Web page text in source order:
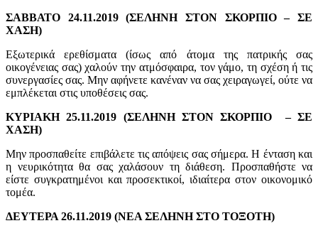
ΣΑΒΒΑΤΟ 24.11.2019 (ΣΕΛΗΝΗ ΣΤΟΝ ΣΚΟΡΠΙΟ – ΣΕ
ΧΑΣΗ)
Εξωτερικά ερεθίσματα (ίσως από άτομα της πατρικής σας
οικογένειας σας) χαλούν την ατμόσφαιρα, τον γάμο, τη σχέση ή τις
συνεργασίες σας. Μην αφήνετε κανέναν να σας χειραγωγεί, ούτε να
εμπλέκεται στις υποθέσεις σας.
ΚΥΡΙΑΚΗ 25.11.2019 (ΣΕΛΗΝΗ ΣΤΟΝ ΣΚΟΡΠΙΟ – ΣΕ
ΧΑΣΗ)
Μην προσπαθείτε επιβάλετε τις απόψεις σας σήμερα. Η ένταση και
η νευρικότητα θα σας χαλάσουν τη διάθεση. Προσπαθήστε να
είστε συγκρατημένοι και προσεκτικοί, ιδιαίτερα στον οικονομικό
τομέα.
ΔΕΥΤΕΡΑ 26.11.2019 (ΝΕΑ ΣΕΛΗΝΗ ΣΤΟ ΤΟΞΟΤΗ)